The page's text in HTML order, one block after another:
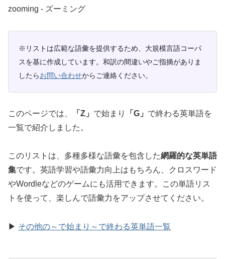
zooming ‐ ズーミング
※リストは広範な語彙を提供するため、大規模言語コーパ
スを基に作成しています。和訳の間違いやご指摘がありま
したらお問い合わせからご連絡ください。
このページでは、 「Z」 で始まり 「G」 で終わる英単語を
一覧で紹介しました。
このリストは、多種多様な語彙を包含した網羅的な英単語
集です。英語学習や語彙力向上はもちろん、クロスワード
やWordleなどのゲームにも活用できます。この単語リス
トを使って、楽しんで語彙力をアップさせてください。
▶ その他の～で始まり～で終わる英単語一覧